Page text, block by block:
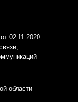
02.11.2020
области